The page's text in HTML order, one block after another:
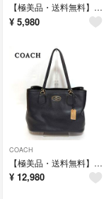
【極美品・送料無料】TOMMY HILFIGER トミーヒルフィガー ラウンドファスナー 長財布 レザー ブラック 上質
¥ 5,980
COACH
【極美品・送料無料】COACH コーチ レザー トートバッグ ブラック ロゴチャーム付き レディース ブランドバッグ
¥ 12,980